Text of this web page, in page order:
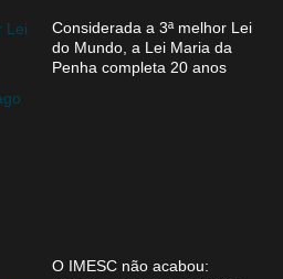
Considerada a 3ª melhor Lei
do Mundo, a Lei Maria da
Penha completa 20 anos
O IMESC não acabou: